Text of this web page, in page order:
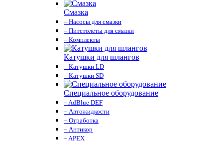
Смазка
– Насосы для смазки
– Питстолеты для смазки
– Комплекты
Катушки для шлангов
– Катушки LD
– Катушки SD
Специальное оборудование
– AdBlue DEF
– Автожидкости
– Отработка
– Антикор
– APEX